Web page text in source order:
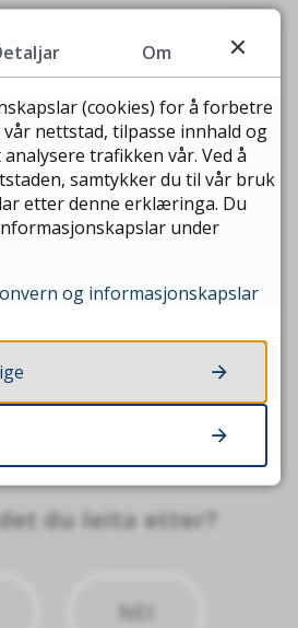
og Morotur
Aukra kommune
Aukra
du leita etter?
NEI
Om
(cookies) for å forbetre
nettstad, tilpasse innhald og
trafikken vår. Ved å
samtykker du til vår bruk
etter denne erklæringa. Du
under
og informasjonskapslar